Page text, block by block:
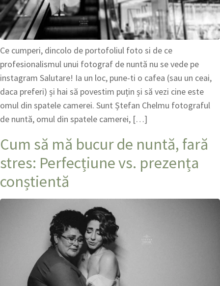
Ce cumperi, dincolo de portofoliul foto si de ce
profesionalismul unui fotograf de nuntă nu se vede pe
instagram Salutare! Ia un loc, pune-ti o cafea (sau un ceai,
daca preferi) și hai să povestim puțin și să vezi cine este
omul din spatele camerei. Sunt Ștefan Chelmu fotograful
de nuntă, omul din spatele camerei, […]
Cum să mă bucur de nuntă, fară
stres: Perfecțiune vs. prezența
conștientă